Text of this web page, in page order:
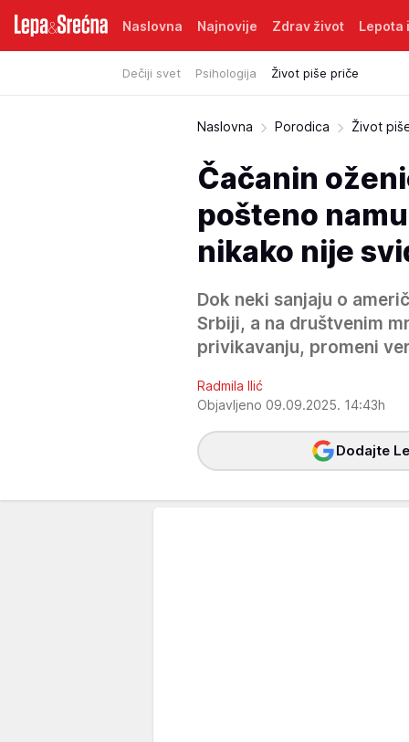
Naslovna Najnovije Zdrav život Lepota
Dečiji svet Psihologija Život piše priče
Naslovna Porodica Život
Čačanin
pošteno
nikako nije
Dok neki sanjaju o
Srbiji, a na društvenim
privikavanju, promeni
Radmila Ilić
Objavljeno 09.09.2025. 14:43h
Dodajte